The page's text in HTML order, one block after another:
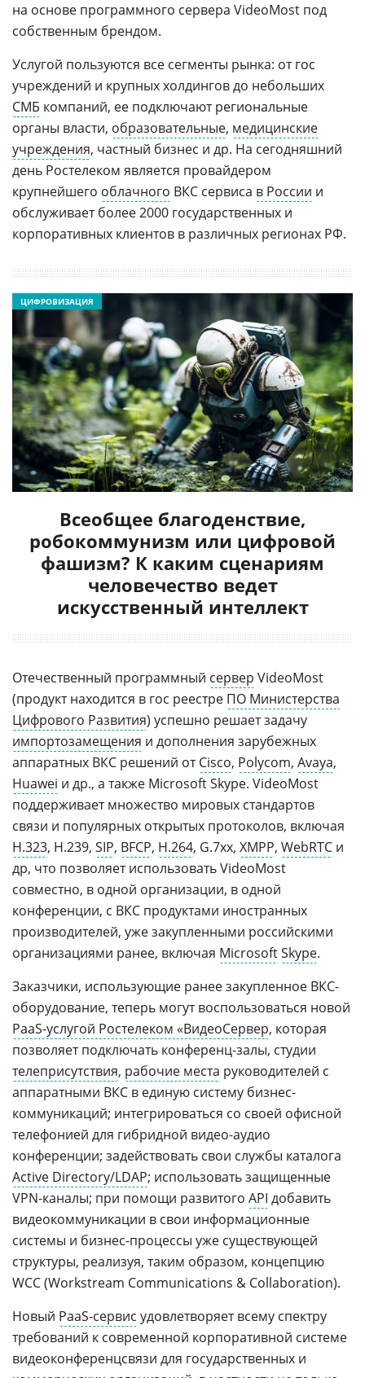
на основе программного сервера VideoMost под
собственным брендом.
Услугой пользуются все сегменты рынка: от гос
учреждений и крупных холдингов до небольших
СМБ компаний, ее подключают региональные
органы власти, образовательные, медицинские
учреждения, частный бизнес и др. На сегодняшний
день Ростелеком является провайдером
крупнейшего облачного ВКС сервиса в России и
обслуживает более 2000 государственных и
корпоративных клиентов в различных регионах РФ.
Всеобщее благоденствие,
робокоммунизм или цифровой
фашизм? К каким сценариям
человечество ведет
искусственный интеллект
ЦИФРОВИЗАЦИЯ
Отечественный программный сервер VideoMost
(продукт находится в гос реестре ПО Министерства
Цифрового Развития) успешно решает задачу
импортозамещения и дополнения зарубежных
аппаратных ВКС решений отCisco, Polycom, Avaya,
Huawei и др., а также Microsoft Skype. VideoMost
поддерживает множество мировых стандартов
связи и популярных открытых протоколов, включая
H.323, H.239, SIP, BFCP, H.264, G.7xx, XMPP, WebRTC и
др, что позволяет использовать VideoMost
совместно, в одной организации, в одной
конференции, с ВКС продуктами иностранных
производителей, уже закупленными российскими
организациями ранее, включая MicrosoftSkype.
Заказчики, использующие ранее закупленное ВКС-
оборудование, теперь могут воспользоваться новой
PaaS-услугой Ростелеком «ВидеоСервер, которая
позволяет подключать конференц-залы, студии
телеприсутствия, рабочие места руководителей с
аппаратными ВКС в единую систему бизнес-
коммуникаций; интегрироваться со своей офисной
телефонией для гибридной видео-аудио
конференции; задействовать свои службы каталога
Active Directory/LDAP; использовать защищенные
VPN-каналы; при помощи развитого API добавить
видеокоммуникации в свои информационные
системы и бизнес-процессы уже существующей
структуры, реализуя, таким образом, концепцию
WCC (Workstream Communications & Collaboration).
Новый PaaS-сервис удовлетворяет всему спектру
требований к современной корпоративной системе
видеоконференцсвязи для государственных и